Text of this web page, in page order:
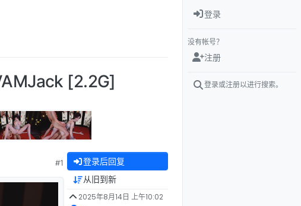
[2.2G]
#1 登录后回复
从旧到新
2025年8月14日 上午10:02
登录
没有帐号？
注册
登录或注册以进行搜索。